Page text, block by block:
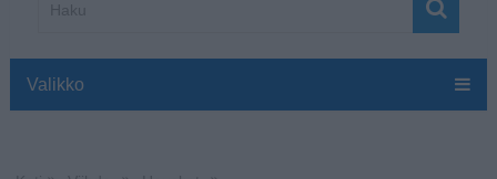
Valikko